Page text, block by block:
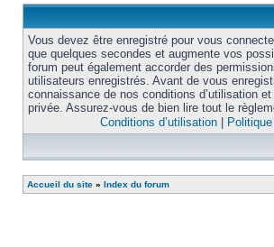
Vous devez être enregistré pour vous
que quelques secondes et augmente vos
forum peut également accorder des
utilisateurs enregistrés. Avant de vous
connaissance de nos conditions d’utilisation
privée. Assurez-vous de bien lire tout le
Conditions d’utilisation
Accueil du site » Index du forum